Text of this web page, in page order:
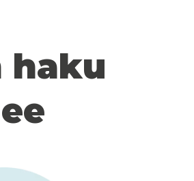
haku